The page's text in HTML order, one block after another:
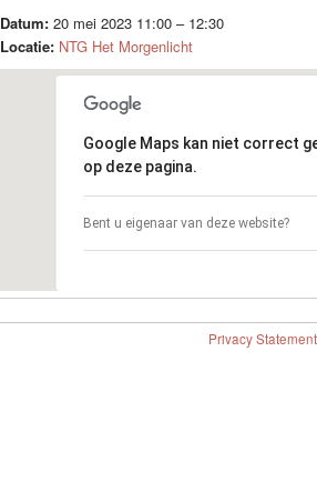
Datum: 20 mei 2023 11:00– 12:30
Locatie: NTG Het Morgenlicht
Google Maps kan niet correct
op deze pagina.
Bent u eigenaar van deze website?
Privacy Statement